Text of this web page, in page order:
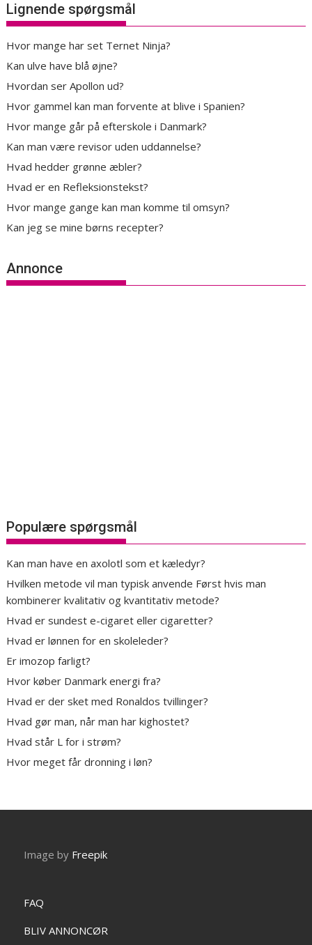
Lignende spørgsmål
Hvor mange har set Ternet Ninja?
Kan ulve have blå øjne?
Hvordan ser Apollon ud?
Hvor gammel kan man forvente at blive i Spanien?
Hvor mange går på efterskole i Danmark?
Kan man være revisor uden uddannelse?
Hvad hedder grønne æbler?
Hvad er en Refleksionstekst?
Hvor mange gange kan man komme til omsyn?
Kan jeg se mine børns recepter?
Annonce
Populære spørgsmål
Kan man have en axolotl som et kæledyr?
Hvilken metode vil man typisk anvende Først hvis man
kombinerer kvalitativ og kvantitativ metode?
Hvad er sundest e-cigaret eller cigaretter?
Hvad er lønnen for en skoleleder?
Er imozop farligt?
Hvor køber Danmark energi fra?
Hvad er der sket med Ronaldos tvillinger?
Hvad gør man, når man har kighostet?
Hvad står L for i strøm?
Hvor meget får dronning i løn?
Image by Freepik
FAQ
BLIV ANNONCØR